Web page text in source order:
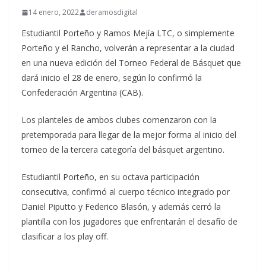
14 enero, 2022 deramosdigital
Estudiantil Porteño y Ramos Mejía LTC, o simplemente
Porteño y el Rancho, volverán a representar a la ciudad
en una nueva edición del Torneo Federal de Básquet que
dará inicio el 28 de enero, según lo confirmó la
Confederación Argentina (CAB).
Los planteles de ambos clubes comenzaron con la
pretemporada para llegar de la mejor forma al inicio del
torneo de la tercera categoría del básquet argentino.
Estudiantil Porteño, en su octava participación
consecutiva, confirmó al cuerpo técnico integrado por
Daniel Piputto y Federico Blasón, y además cerró la
plantilla con los jugadores que enfrentarán el desafío de
clasificar a los play off.